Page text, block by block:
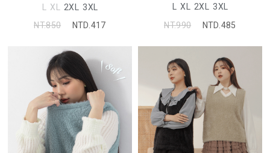
L XL 2XL 3XL
NT.850
NTD.417
L XL 2XL 3XL
NT.990
NTD.485